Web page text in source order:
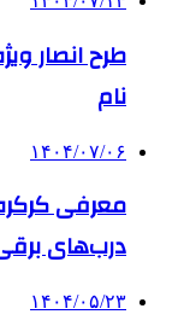
نام
۱۴۰۴/۰۷/۰۶
درب‌های
۱۴۰۴/۰۵/۲۳